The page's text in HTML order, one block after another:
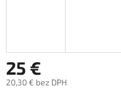
25 €
20,30 € bez DPH